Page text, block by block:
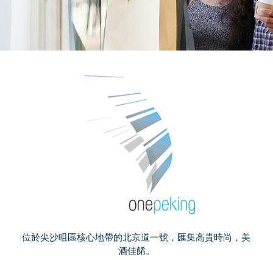
位於尖沙咀區核心地帶的北京道一號，匯集高貴時尚，美
酒佳餚。